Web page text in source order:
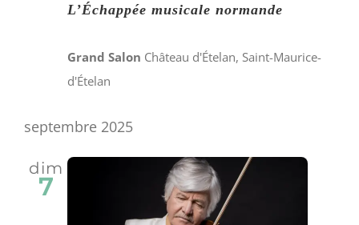
L’Échappée musicale normande
Grand Salon Château d'Ételan, Saint-Maurice-
d'Ételan
septembre 2025
dim
7